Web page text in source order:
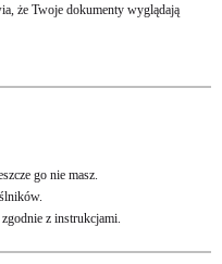
że Twoje dokumenty wyglądają
go nie masz.
z instrukcjami.